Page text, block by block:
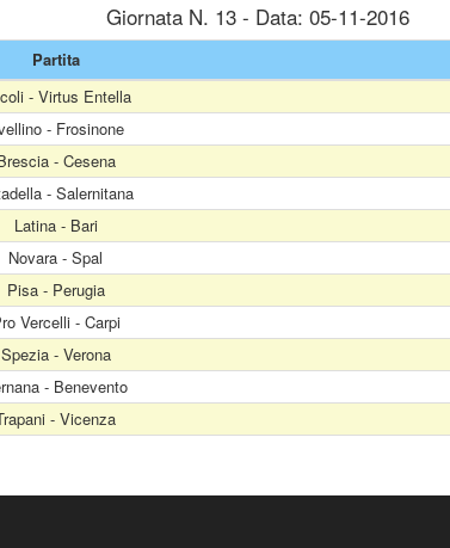
Giornata N. 13 - Data: 05-11-2016
Partita
- Virtus Entella
- Frosinone
- Cesena
- Salernitana
Latina - Bari
Novara - Spal
Pisa - Perugia
Vercelli - Carpi
Spezia - Verona
- Benevento
- Vicenza